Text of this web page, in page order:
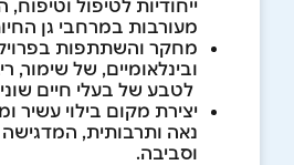
ייחודיות לטיפול
מעורבות במרחבי גן
מחקר והשתתפות
ובינלאומיים, של שימור,
לטבע של בעלי חיים
יצירת מקום בילוי עשיר
נאה ותרבותית,
וסביבה.